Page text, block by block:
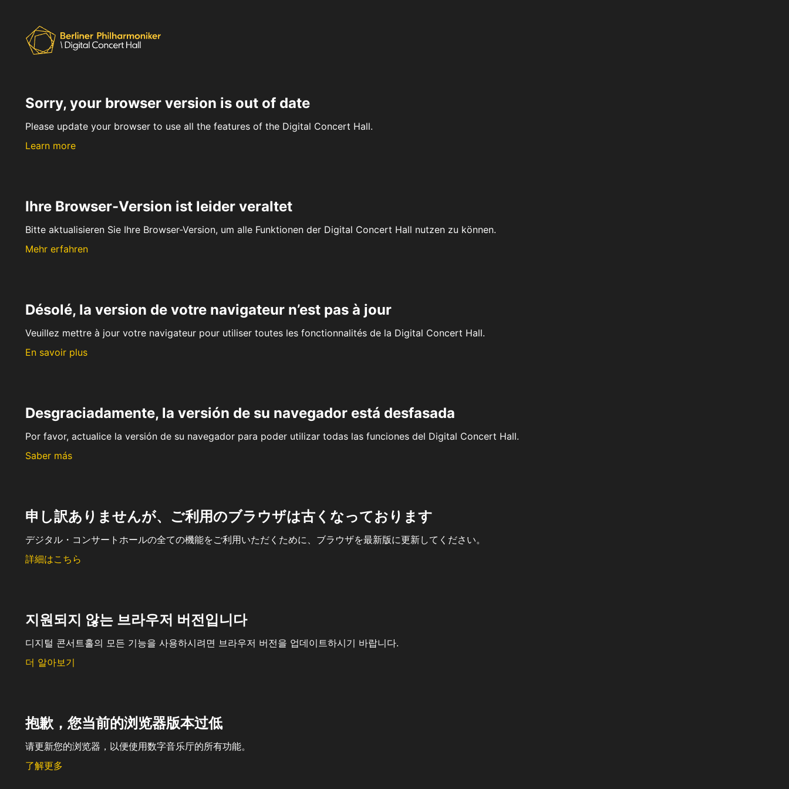
Sorry, your browser version is out of date
Please update your browser to use all the features of the Digital Concert Hall.
Learn more
Ihre Browser-Version ist leider veraltet
Bitte aktualisieren Sie Ihre Browser-Version, um alle Funktionen der Digital Concert Hall nutzen zu können.
Mehr erfahren
Désolé, la version de votre navigateur n’est pas à jour
Veuillez mettre à jour votre navigateur pour utiliser toutes les fonctionnalités de la Digital Concert Hall.
En savoir plus
Desgraciadamente, la versión de su navegador está desfasada
Por favor, actualice la versión de su navegador para poder utilizar todas las funciones del Digital Concert Hall.
Saber más
申し訳ありませんが、ご利用のブラウザは古くなっております
デジタル・コンサートホールの全ての機能をご利用いただくために、ブラウザを最新版に更新してください。
詳細はこちら
지원되지 않는 브라우저 버전입니다
디지털 콘서트홀의 모든 기능을 사용하시려면 브라우저 버전을 업데이트하시기 바랍니다.
더 알아보기
抱歉，您当前的浏览器版本过低
请更新您的浏览器，以便使用数字音乐厅的所有功能。
了解更多